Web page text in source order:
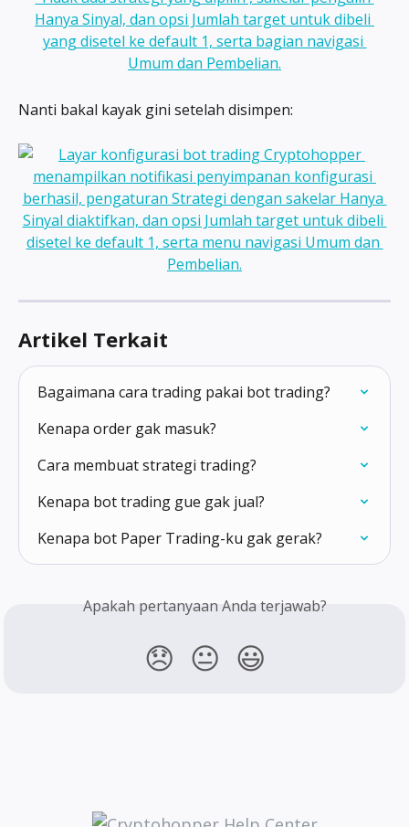
Nanti bakal kayak gini setelah disimpen:
Artikel Terkait
Bagaimana cara trading pakai bot trading?
Kenapa order gak masuk?
Cara membuat strategi trading?
Kenapa bot trading gue gak jual?
Kenapa bot Paper Trading-ku gak gerak?
Apakah pertanyaan Anda terjawab?
😞 😐 😃